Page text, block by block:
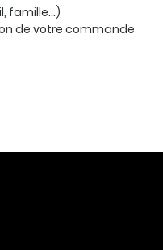
famille…)
de votre commande